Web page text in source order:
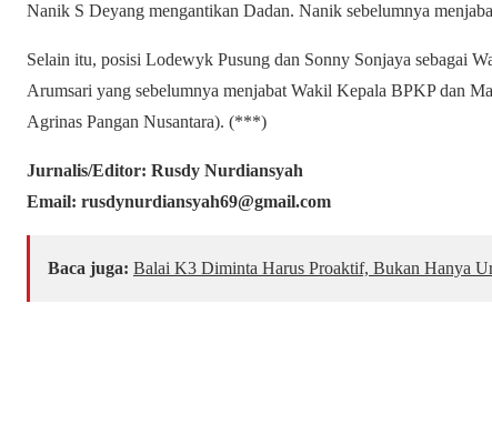
Nanik S Deyang mengantikan Dadan. Nanik sebelumnya
Selain itu, posisi Lodewyk Pusung dan Sonny Sonjaya sebagai
Arumsari yang sebelumnya menjabat Wakil Kepala BPKP dan
Agrinas Pangan Nusantara). (***)
Jurnalis/Editor: Rusdy Nurdiansyah
Email: rusdynurdiansyah69@gmail.com
Baca juga: Balai K3 Diminta Harus Proaktif, Bukan Hanya